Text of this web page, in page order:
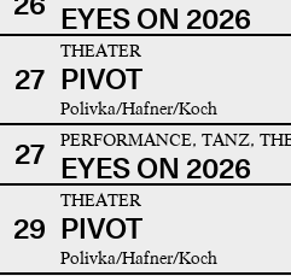
EYES ON 2026
27
THEATER
PIVOT
Polivka/Hafner/Koch
27 PERFORMANCE, TANZ,
EYES ON 2026
29
THEATER
PIVOT
Polivka/Hafner/Koch